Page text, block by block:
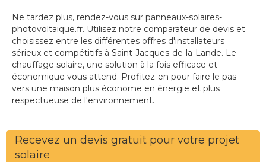
Ne tardez plus, rendez-vous sur panneaux-solaires-
photovoltaique.fr. Utilisez notre comparateur de devis et
choisissez entre les différentes offres d'installateurs
sérieux et compétitifs à Saint-Jacques-de-la-Lande. Le
chauffage solaire, une solution à la fois efficace et
économique vous attend. Profitez-en pour faire le pas
vers une maison plus économe en énergie et plus
respectueuse de l'environnement.
Recevez un devis gratuit pour votre projet
solaire